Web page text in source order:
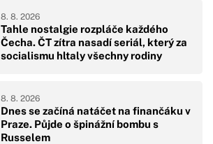
Tahle nostalgie rozpláče každého
Čecha. ČT zítra nasadí seriál, který za
socialismu hltaly všechny rodiny
8. 8. 2026
Dnes se začíná natáčet na finančáku v
Praze. Půjde o špinážní bombu s
Russelem
8. 8. 2026